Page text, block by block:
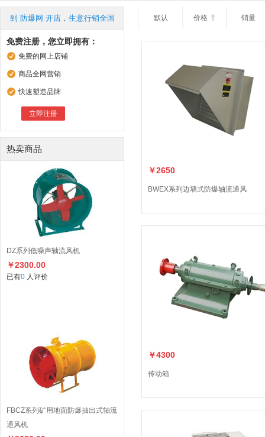
浙江大丰风机电器有限公司
上海沃克通用
到 防爆网 开店，生意行销全国
免费注册，您立即拥有：
免费的网上店铺
商品全网营销
快速塑造品牌
立即注册
热卖商品
DZ系列低噪声轴流风机
￥2300.00
已有0 人评价
FBCZ系列矿用地面防爆抽出式轴流
通风机
默认 价格  销量
￥2650
BWEX系列边墙式防爆轴流通风
￥4300
传动箱